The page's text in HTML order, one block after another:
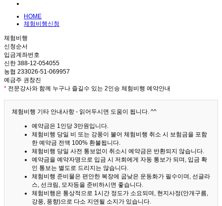
HOME
체험비행신청
체험비행
신청순서
입금계좌번호
신한 388-12-054055
농협 233026-51-069957
예금주 권창진
* 전문강사와 함께 누구나 즐길수 있는 2인승 체험비행 예약안내
체험비행 기타 안내사항 - 읽어두시면 도움이 됩니다. ^^
예약금은 1인당 3만원입니다.
체험비행 당일 비 또는 강풍이 불어 체험비행 취소 시 보험금을 포함
한 예약금 전액 100% 환불됩니다.
체험비행 당일 사전 통보없이 취소시 예약금은 반환되지 않습니다.
예약금을 예약자명으로 입금 시 저희에게 자동 통보가 되며, 입금 확
인 통보는 별도로 드리지는 않습니다.
체험비행 준비물은 편안한 복장에 굽낮은 운동화가 필수이며, 선글라
스, 선크림, 모자등을 준비하시면 좋습니다.
체험비행은 통상적으로 1시간 정도가 소요되며, 현지사정(안개구름,
강풍, 풍향)으로 다소 지연될 소지가 있습니다.